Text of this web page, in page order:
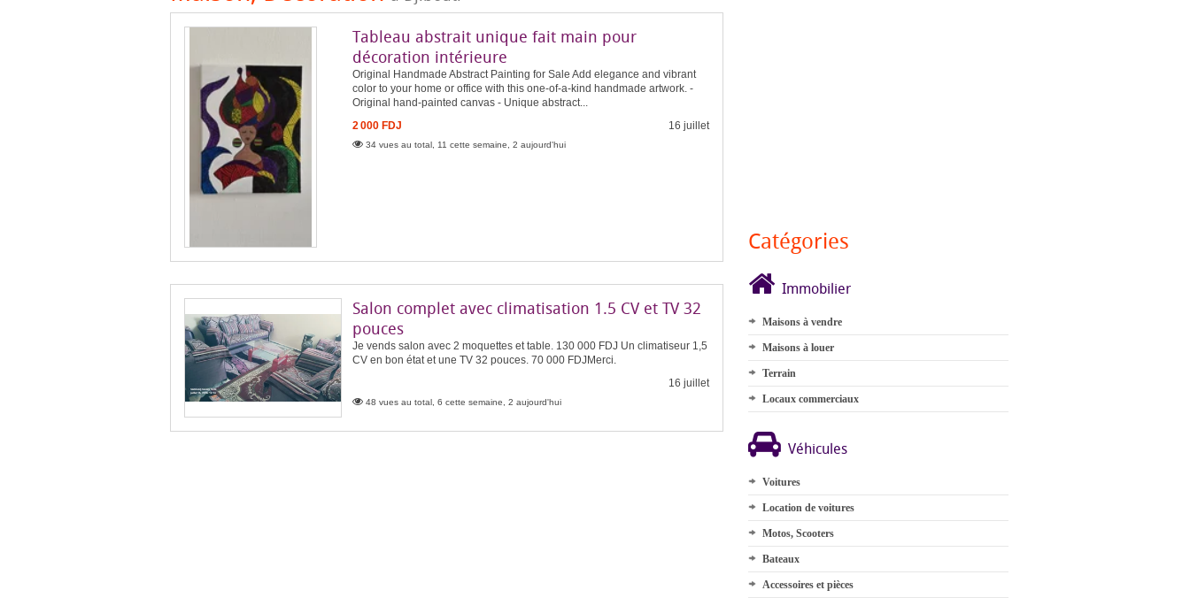
Tableau abstrait unique fait main pour
décoration intérieure
Original Handmade Abstract Painting for Sale Add elegance and vibrant
color to your home or office with this one-of-a-kind handmade artwork. -
Original hand-painted canvas - Unique abstract...
2 000 FDJ
16 juillet
34 vues au total, 11 cette semaine, 2 aujourd'hui
Salon complet avec climatisation 1.5 CV et TV 32
pouces
Je vends salon avec 2 moquettes et table. 130 000 FDJ Un climatiseur 1,5
CV en bon état et une TV 32 pouces. 70 000 FDJMerci.
16 juillet
48 vues au total, 6 cette semaine, 2 aujourd'hui
Catégories
Immobilier
Maisons à vendre
Maisons à louer
Terrain
Locaux commerciaux
Véhicules
Voitures
Location de voitures
Motos, Scooters
Bateaux
Accessoires et pièces